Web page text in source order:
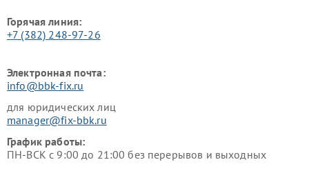
Горячая линия:
+7 (382) 248-97-26
Электронная почта:
info@bbk-fix.ru
для юридических лиц
manager@fix-bbk.ru
График работы:
ПН-ВСК с 9:00 до 21:00 без перерывов и выходных